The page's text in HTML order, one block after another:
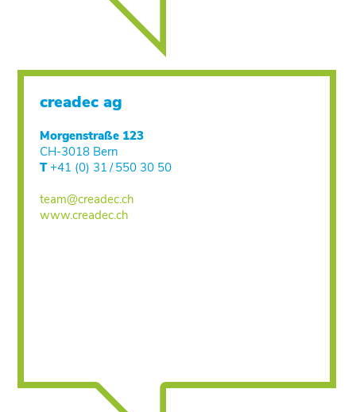
creadec ag
Morgenstraße 123
CH-3018 Bern
T+41 (0) 31 / 550 30 50
team@creadec.ch
www.creadec.ch